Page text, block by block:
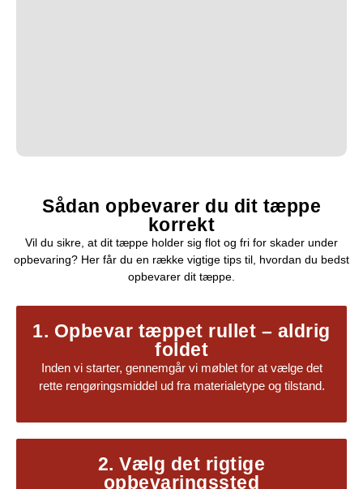
Sådan opbevarer du dit tæppe
korrekt
Vil du sikre, at dit tæppe holder sig flot og fri for skader under
opbevaring? Her får du en række vigtige tips til, hvordan du bedst
opbevarer dit tæppe.
1. Opbevar tæppet rullet – aldrig
foldet
Inden vi starter, gennemgår vi møblet for at vælge det
rette rengøringsmiddel ud fra materialetype og tilstand.
2. Vælg det rigtige
opbevaringssted